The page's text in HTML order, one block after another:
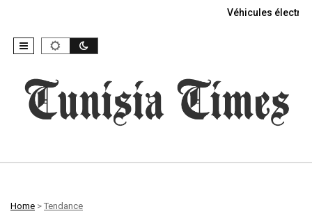
Véhicules
Home > Tendance